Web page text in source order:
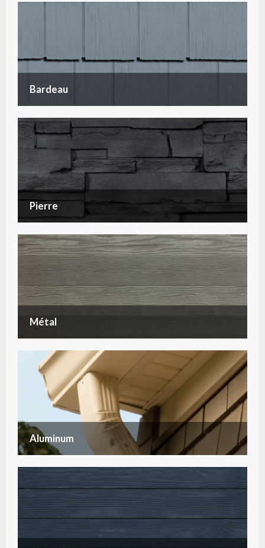
Bardeau
Pierre
Métal
Aluminum